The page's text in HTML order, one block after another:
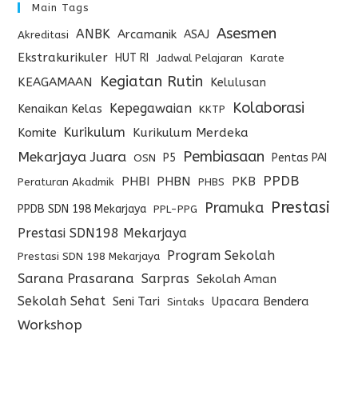
Main Tags
Akreditasi ANBK Arcamanik ASAJ Asesmen
Ekstrakurikuler HUT RI Jadwal Pelajaran Karate
KEAGAMAAN Kegiatan Rutin
Kelulusan
Kenaikan Kelas
Kepegawaian KKTP Kolaborasi
Komite Kurikulum Kurikulum Merdeka
Mekarjaya Juara OSN P5 Pembiasaan Pentas PAI
Peraturan Akadmik PHBI PHBN PHBS PKB PPDB
PPDB SDN 198 Mekarjaya PPL-PPG Pramuka Prestasi
Prestasi SDN198 Mekarjaya
Prestasi SDN 198 Mekarjaya
Program Sekolah
Sarana Prasarana Sarpras Sekolah Aman
Sekolah Sehat Seni Tari Sintaks Upacara Bendera
Workshop